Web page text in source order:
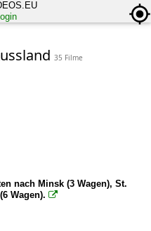
35 Filme
nach Minsk (3 Wagen), St.
Wagen). 